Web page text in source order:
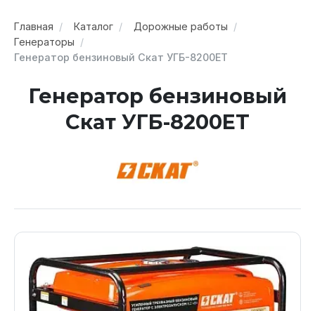
Главная Каталог
Дорожные работы
Генераторы
Генератор бензиновый Скат УГБ-8200ЕT
Генератор бензиновый
Скат УГБ-8200ЕT